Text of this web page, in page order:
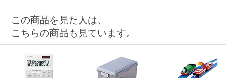
この商品を見た人は、
こちらの商品も見ています。